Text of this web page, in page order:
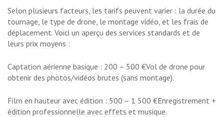
Selon plusieurs facteurs, les tarifs peuvent varier : la durée du
tournage, le type de drone, le montage vidéo, et les frais de
déplacement. Voici un aperçu des services standards et de
leurs prix moyens :
Captation aérienne basique : 200 – 500 €Vol de drone pour
obtenir des photos/vidéos brutes (sans montage).
Film en hauteur avec édition : 500 – 1 500 €Enregistrement +
édition professionnelle avec effets et musique.